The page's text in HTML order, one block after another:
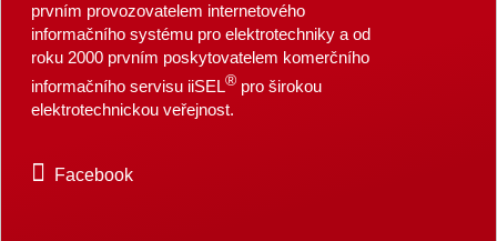
prvním provozovatelem internetového
informačního systému pro elektrotechniky a od
roku 2000 prvním poskytovatelem komerčního
informačního servisu iiSEL®pro širokou
elektrotechnickou veřejnost.
Facebook